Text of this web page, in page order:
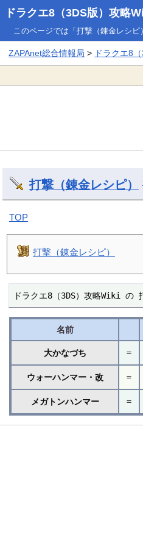
ドラクエ8（3DS版）攻略
このページでは「打撃（錬金レシピ
ZAPAnet総合情報局 > ドラクエ8
打撃（錬金レシピ）
TOP
打撃（錬金レシピ）
ドラクエ8（3DS）攻略Wiki の
名前
大かなづち ＝
ウォーハンマー・改 ＝
メガトンハンマー ＝